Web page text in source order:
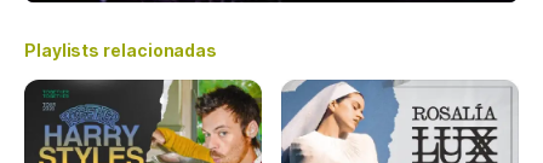
Playlists relacionadas